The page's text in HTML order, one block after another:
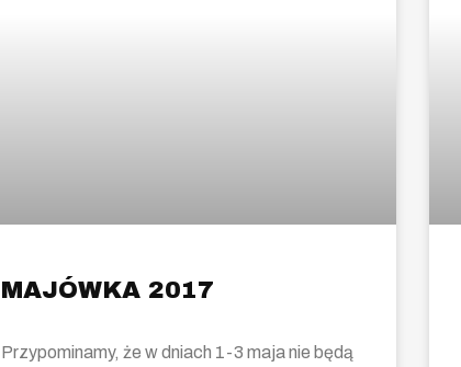
MAJÓWKA 2017
Przypominamy, że w dniach 1-3 maja nie będą